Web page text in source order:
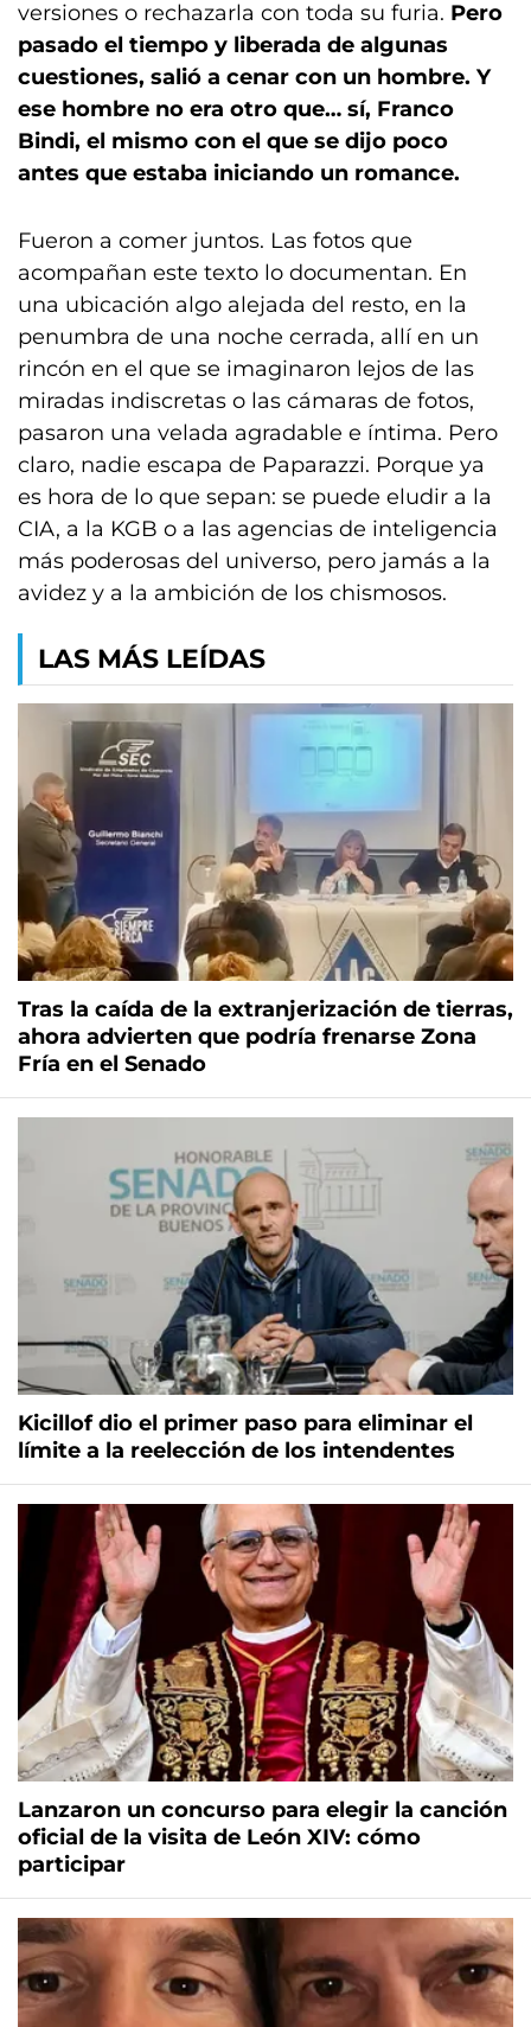
versiones o rechazarla con toda su furia. Pero
pasado el tiempo y liberada de algunas
cuestiones, salió a cenar con un hombre. Y
ese hombre no era otro que… sí, Franco
Bindi, el mismo con el que se dijo poco
antes que estaba iniciando un romance.
Fueron a comer juntos. Las fotos que
acompañan este texto lo documentan. En
una ubicación algo alejada del resto, en la
penumbra de una noche cerrada, allí en un
rincón en el que se imaginaron lejos de las
miradas indiscretas o las cámaras de fotos,
pasaron una velada agradable e íntima. Pero
claro, nadie escapa de Paparazzi. Porque ya
es hora de lo que sepan: se puede eludir a la
CIA, a la KGB o a las agencias de inteligencia
más poderosas del universo, pero jamás a la
avidez y a la ambición de los chismosos.
LAS MÁS LEÍDAS
Tras la caída de la extranjerización de tierras,
ahora advierten que podría frenarse Zona
Fría en el Senado
Kicillof dio el primer paso para eliminar el
límite a la reelección de los intendentes
Lanzaron un concurso para elegir la canción
oficial de la visita de León XIV: cómo
participar